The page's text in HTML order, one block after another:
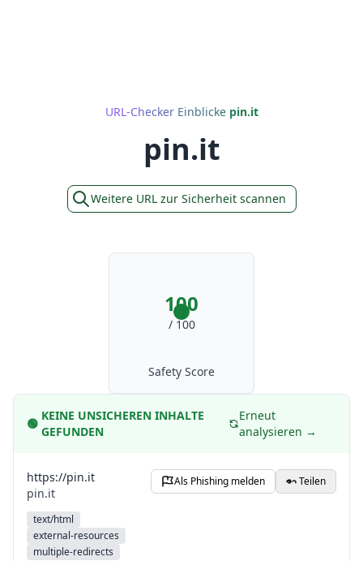
URL-Checker Einblicke pin.it
pin.it
Weitere URL zur Sicherheit scannen
100
/ 100
Safety Score
🟢
KEINE UNSICHEREN INHALTE
GEFUNDEN
Erneut
analysieren →
https://pin.it
pin.it
text/html
external-resources
multiple-redirects
Als Phishing melden Teilen